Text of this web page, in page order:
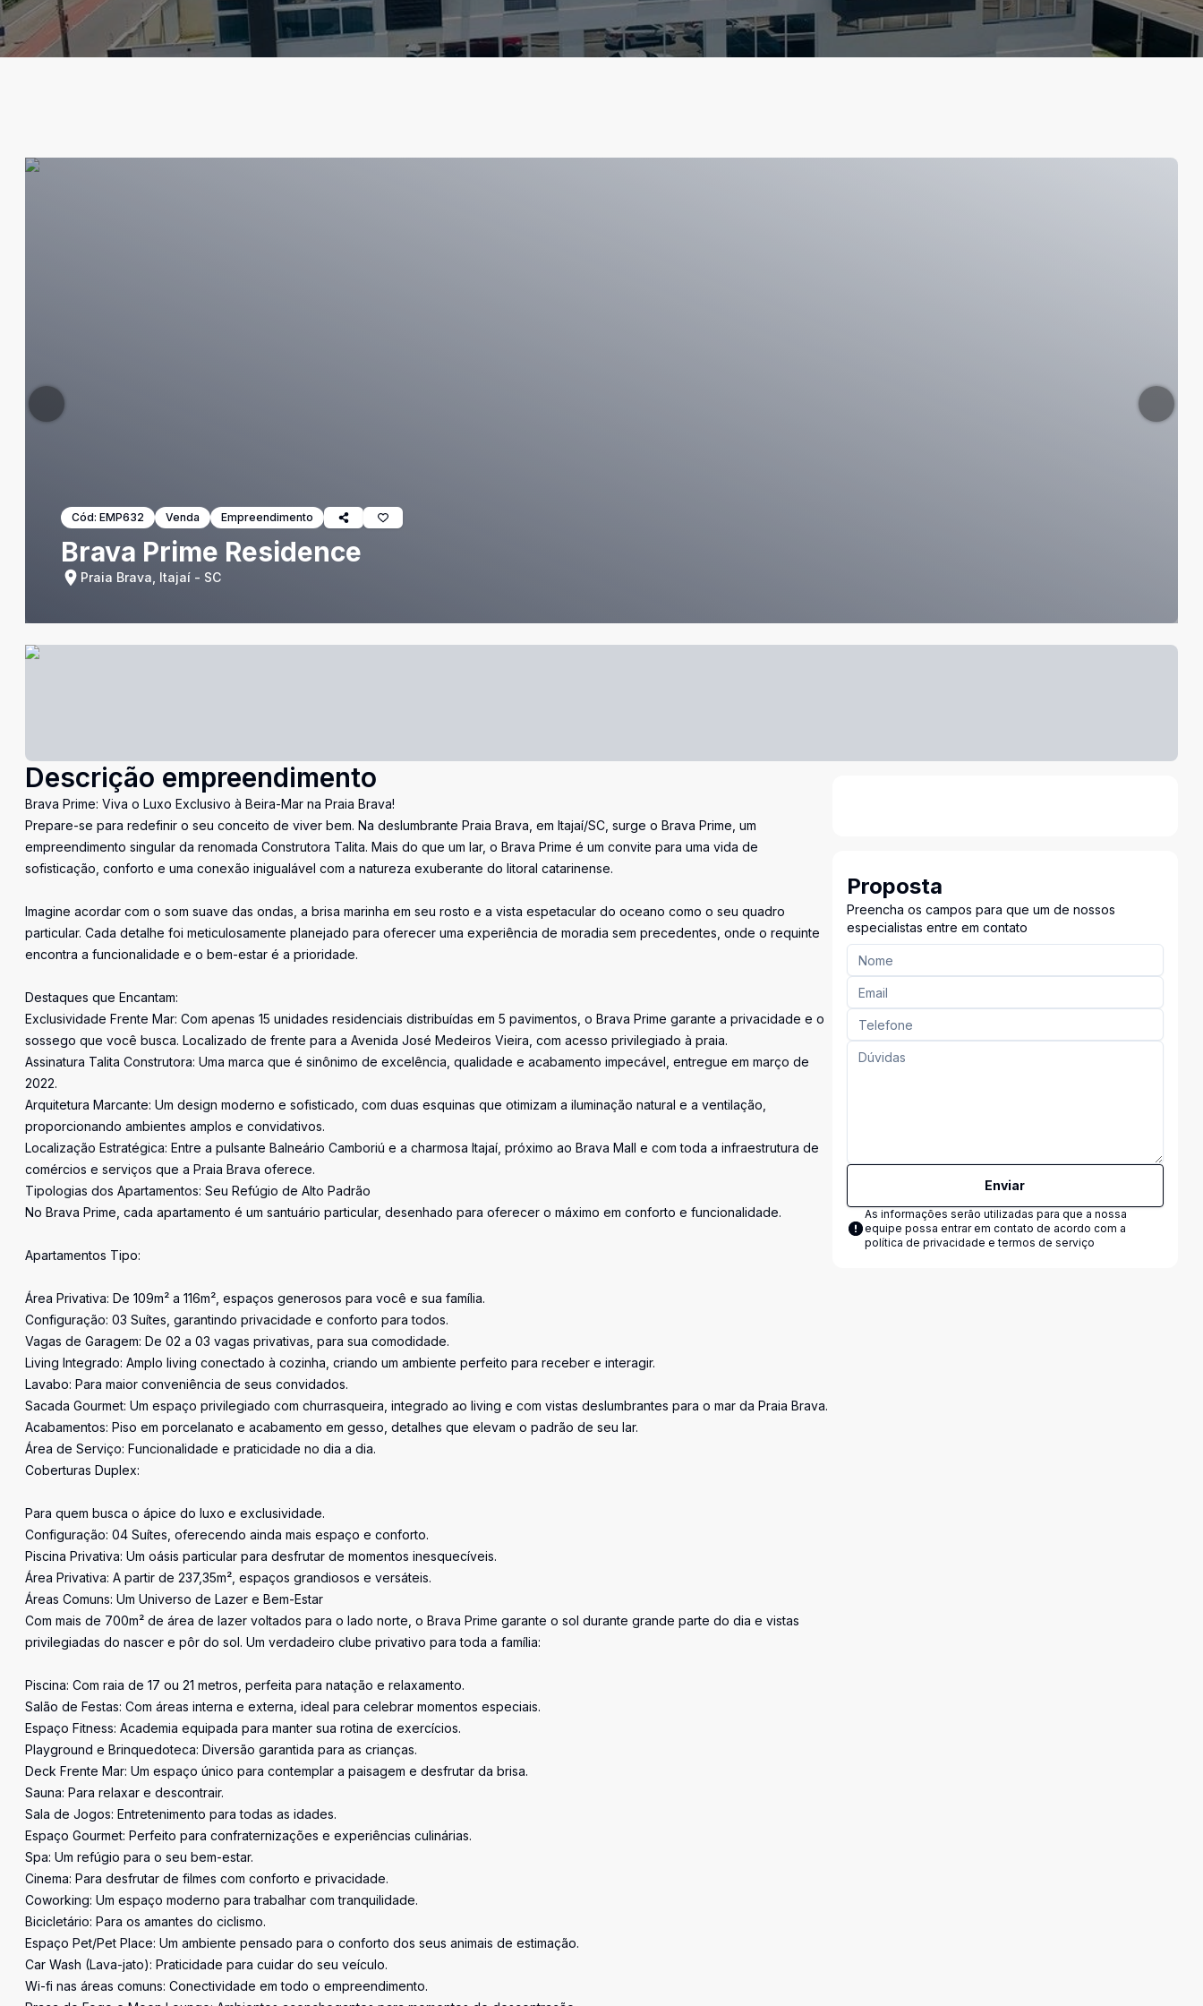
Cód: EMP632 Venda Empreendimento
Brava Prime Residence
Praia Brava, Itajaí - SC
Descrição empreendimento
Brava Prime: Viva o Luxo Exclusivo à Beira-Mar na Praia Brava!
Prepare-se para redefinir o seu conceito de viver bem. Na deslumbrante Praia Brava, em Itajaí/SC, surge o Brava Prime, um
empreendimento singular da renomada Construtora Talita. Mais do que um lar, o Brava Prime é um convite para uma vida de
sofisticação, conforto e uma conexão inigualável com a natureza exuberante do litoral catarinense.
Imagine acordar com o som suave das ondas, a brisa marinha em seu rosto e a vista espetacular do oceano como o seu quadro
particular. Cada detalhe foi meticulosamente planejado para oferecer uma experiência de moradia sem precedentes, onde o requinte
encontra a funcionalidade e o bem-estar é a prioridade.
Destaques que Encantam:
Exclusividade Frente Mar: Com apenas 15 unidades residenciais distribuídas em 5 pavimentos, o Brava Prime garante a privacidade e o
sossego que você busca. Localizado de frente para a Avenida José Medeiros Vieira, com acesso privilegiado à praia.
Assinatura Talita Construtora: Uma marca que é sinônimo de excelência, qualidade e acabamento impecável, entregue em março de
2022.
Arquitetura Marcante: Um design moderno e sofisticado, com duas esquinas que otimizam a iluminação natural e a ventilação,
proporcionando ambientes amplos e convidativos.
Localização Estratégica: Entre a pulsante Balneário Camboriú e a charmosa Itajaí, próximo ao Brava Mall e com toda a infraestrutura de
comércios e serviços que a Praia Brava oferece.
Tipologias dos Apartamentos: Seu Refúgio de Alto Padrão
No Brava Prime, cada apartamento é um santuário particular, desenhado para oferecer o máximo em conforto e funcionalidade.
Apartamentos Tipo:
Área Privativa: De 109m² a 116m², espaços generosos para você e sua família.
Configuração: 03 Suítes, garantindo privacidade e conforto para todos.
Vagas de Garagem: De 02 a 03 vagas privativas, para sua comodidade.
Living Integrado: Amplo living conectado à cozinha, criando um ambiente perfeito para receber e interagir.
Lavabo: Para maior conveniência de seus convidados.
Sacada Gourmet: Um espaço privilegiado com churrasqueira, integrado ao living e com vistas deslumbrantes para o mar da Praia Brava.
Acabamentos: Piso em porcelanato e acabamento em gesso, detalhes que elevam o padrão de seu lar.
Área de Serviço: Funcionalidade e praticidade no dia a dia.
Coberturas Duplex:
Para quem busca o ápice do luxo e exclusividade.
Configuração: 04 Suítes, oferecendo ainda mais espaço e conforto.
Piscina Privativa: Um oásis particular para desfrutar de momentos inesquecíveis.
Área Privativa: A partir de 237,35m², espaços grandiosos e versáteis.
Áreas Comuns: Um Universo de Lazer e Bem-Estar
Com mais de 700m² de área de lazer voltados para o lado norte, o Brava Prime garante o sol durante grande parte do dia e vistas
privilegiadas do nascer e pôr do sol. Um verdadeiro clube privativo para toda a família:
Piscina: Com raia de 17 ou 21 metros, perfeita para natação e relaxamento.
Salão de Festas: Com áreas interna e externa, ideal para celebrar momentos especiais.
Espaço Fitness: Academia equipada para manter sua rotina de exercícios.
Playground e Brinquedoteca: Diversão garantida para as crianças.
Deck Frente Mar: Um espaço único para contemplar a paisagem e desfrutar da brisa.
Sauna: Para relaxar e descontrair.
Sala de Jogos: Entretenimento para todas as idades.
Espaço Gourmet: Perfeito para confraternizações e experiências culinárias.
Spa: Um refúgio para o seu bem-estar.
Cinema: Para desfrutar de filmes com conforto e privacidade.
Coworking: Um espaço moderno para trabalhar com tranquilidade.
Bicicletário: Para os amantes do ciclismo.
Espaço Pet/Pet Place: Um ambiente pensado para o conforto dos seus animais de estimação.
Car Wash (Lava-jato): Praticidade para cuidar do seu veículo.
Wi-fi nas áreas comuns: Conectividade em todo o empreendimento.
Proposta
Preencha os campos para que um de nossos
especialistas entre em contato
Enviar
As informações serão utilizadas para que a nossa
equipe possa entrar em contato de acordo com a
política de privacidade e termos de serviço